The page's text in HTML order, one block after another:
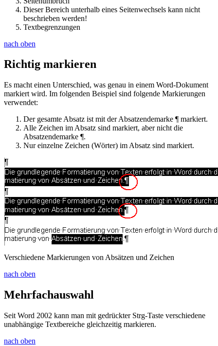
Dieser Bereich unterhalb eines Seitenwechsels kann nicht
beschrieben werden!
Textbegrenzungen
nach oben
Richtig markieren
Es macht einen Unterschied, was genau in einem Word-Dokument
markiert wird. Im folgenden Beispiel sind folgende Markierungen
verwendet:
Der gesamte Absatz ist mit der Absatzendemarke ¶ markiert.
Alle Zeichen im Absatz sind markiert, aber nicht die
Absatzendemarke ¶.
Nur einzelne Zeichen (Wörter) im Absatz sind markiert.
Verschiedene Markierungen von Absätzen und Zeichen
nach oben
Mehrfachauswahl
Seit Word 2002 kann man mit gedrückter Strg-Taste verschiedene
unabhängige Textbereiche gleichzeitig markieren.
nach oben